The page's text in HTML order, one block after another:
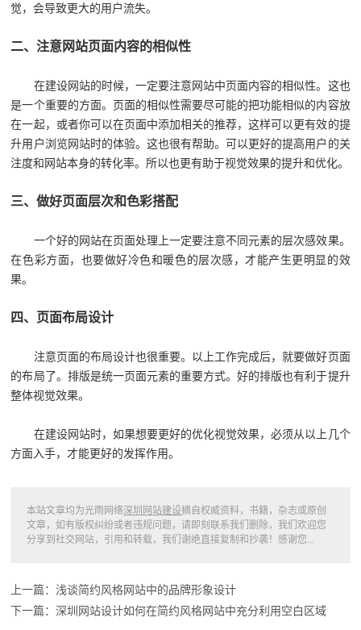
觉，会导致更大的用户流失。
二、注意网站页面内容的相似性
在建设网站的时候，一定要注意网站中页面内容的相似性。这也
是一个重要的方面。页面的相似性需要尽可能的把功能相似的内容放
在一起，或者你可以在页面中添加相关的推荐，这样可以更有效的提
升用户浏览网站时的体验。这也很有帮助。可以更好的提高用户的关
注度和网站本身的转化率。所以也更有助于视觉效果的提升和优化。
三、做好页面层次和色彩搭配
一个好的网站在页面处理上一定要注意不同元素的层次感效果。
在色彩方面，也要做好冷色和暖色的层次感，才能产生更明显的效
果。
四、页面布局设计
注意页面的布局设计也很重要。以上工作完成后，就要做好页面
的布局了。排版是统一页面元素的重要方式。好的排版也有利于提升
整体视觉效果。
在建设网站时，如果想要更好的优化视觉效果，必须从以上几个
方面入手，才能更好的发挥作用。
本站文章均为光雨网络深圳网站建设摘自权威资料，书籍，杂志或原创
文章，如有版权纠纷或者违规问题，请即刻联系我们删除，我们欢迎您
分享到社交网站，引用和转载，我们谢绝直接复制和抄袭！感谢您...
上一篇：浅谈简约风格网站中的品牌形象设计
下一篇：深圳网站设计如何在简约风格网站中充分利用空白区域